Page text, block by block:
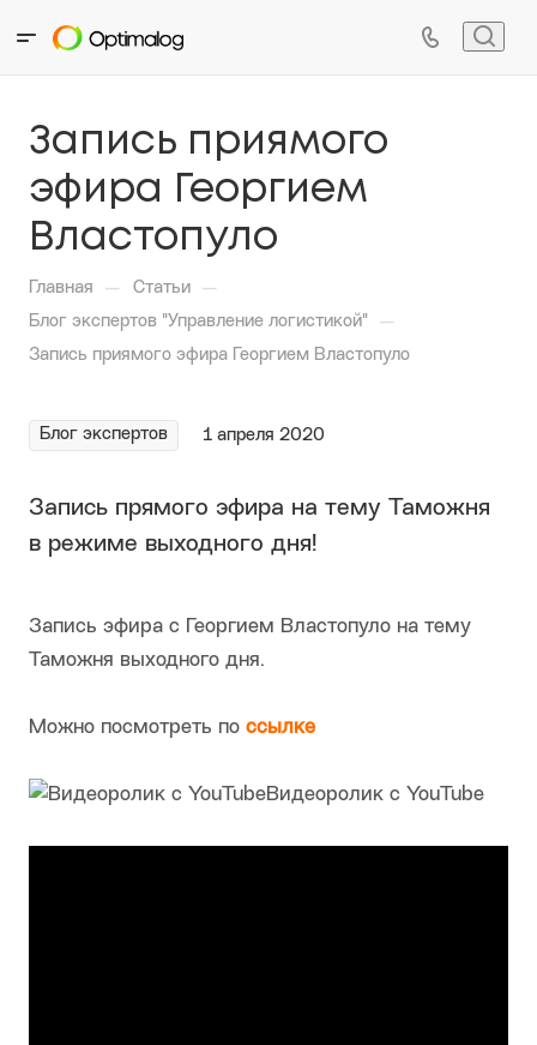
Запись приямого
эфира Георгием
Властопуло
Главная — Статьи —
Блог экспертов "Управление логистикой" —
Запись приямого эфира Георгием Властопуло
Блог экспертов 1 апреля 2020
Запись прямого эфира на тему Таможня
в режиме выходного дня!
Запись эфира с Георгием Властопуло на тему
Таможня выходного дня.
Можно посмотреть по ссылке
Видеоролик c YouTube